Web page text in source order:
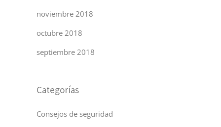
noviembre 2018
octubre 2018
septiembre 2018
Categorías
Consejos de seguridad